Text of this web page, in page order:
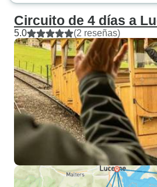
Circuito de 4 días a
5.0 (2 reseñas)